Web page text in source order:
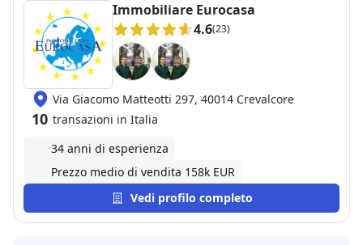
Immobiliare Eurocasa
4.6(23)
Via Giacomo Matteotti 297, 40014 Crevalcore
10 transazioni in Italia
34 anni di esperienza
Prezzo medio di vendita 158k EUR
Vedi profilo completo